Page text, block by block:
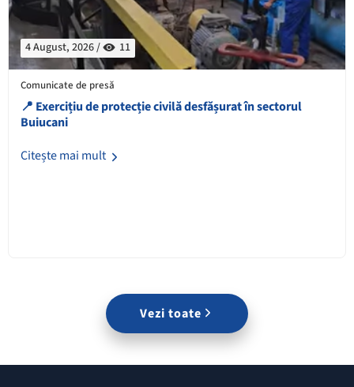
4 August, 2026 / 11
Comunicate de presă
📍 Exercițiu de protecție civilă desfășurat în sectorul
Buiucani
Citește mai mult
Vezi toate